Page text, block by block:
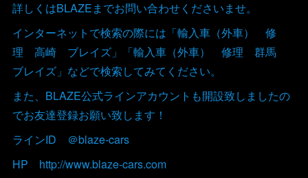
詳しくはBLAZEまでお問い合わせくださいませ。
インターネットで検索の際には「輸入車（外車） 修
理 高崎 ブレイズ」「輸入車（外車） 修理 群馬
ブレイズ」などで検索してみてください。
また、BLAZE公式ラインアカウントも開設致しましたの
でお友達登録お願い致します！
ラインID ＠blaze-cars
HP http://www.blaze-cars.com